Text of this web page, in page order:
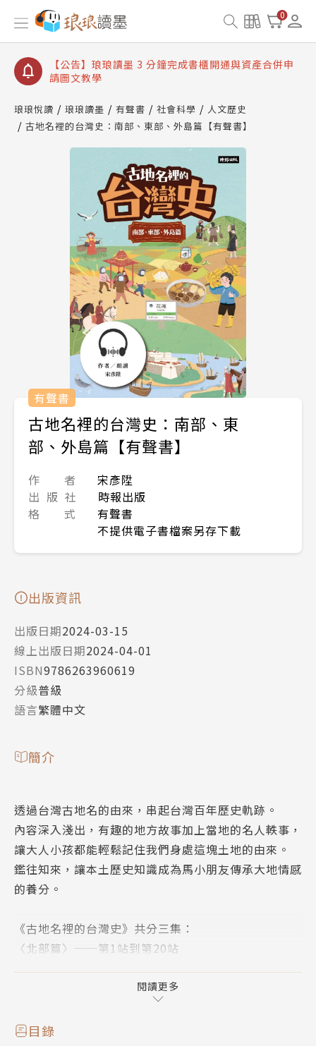
0
【公告】琅琅讀墨數位閱讀資產合併與書櫃開通申請
【公告】琅琅讀墨書櫃開通常見問題
【公告】琅琅讀墨 3 分鐘完成書櫃開通與資產合併申
請圖文教學
查詢
【公告】琅琅讀墨數位閱讀資產合併與書櫃開通申請
琅琅悅讀 琅琅讀墨 有聲書 社會科學
人文歷史
古地名裡的台灣史：南部、東部、外島篇【有聲書】
有聲書
古地名裡的台灣史：南部、東
部、外島篇【有聲書】
作 者
宋彥陞
出 版 社
時報出版
格 式
有聲書
不提供電子書檔案另存下載
出版資訊
出版日期2024-03-15
線上出版日期2024-04-01
ISBN9786263960619
分級普級
語言繁體中文
簡介
透過台灣古地名的由來，串起台灣百年歷史軌跡。
內容深入淺出，有趣的地方故事加上當地的名人軼事，
讓大人小孩都能輕鬆記住我們身處這塊土地的由來。
鑑往知來，讓本土歷史知識成為馬小朋友傳承大地情感
的養分。
《古地名裡的台灣史》共分三集：
〈北部篇〉──第1站到第20站
〈南部、東部、外島篇〉──第39站到第60站
本〈南部、東部、外島篇〉介紹台灣相關地區鄉鎮的地
閱讀更多
目錄